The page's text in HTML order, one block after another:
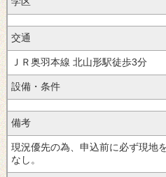
交通
徒歩3分
設備・条件
備考
現況優先の為、申込前に必ず現
なし。